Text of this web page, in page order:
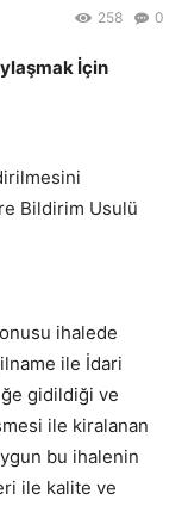
0
258
İçin
Bildirim Usulü
ihalede
ile İdari
gidildiği ve
ile kiralanan
bu ihalenin
ile kalite ve